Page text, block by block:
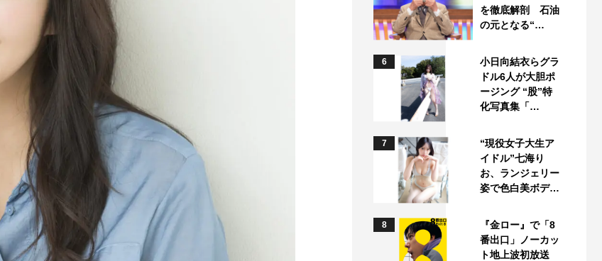
を徹底解剖 石油
の元となる“…
6
小日向結衣らグラ
ドル6人が大胆ポ
ージング “股”特
化写真集「…
7
“現役女子大生ア
イドル”七海り
お、ランジェリー
姿で色白美ボデ…
8
『金ロー』で「8
番出口」ノーカッ
ト地上波初放送